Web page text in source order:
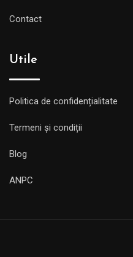
Contact
Utile
Politica de confidențialitate
Termeni și condiții
Blog
ANPC